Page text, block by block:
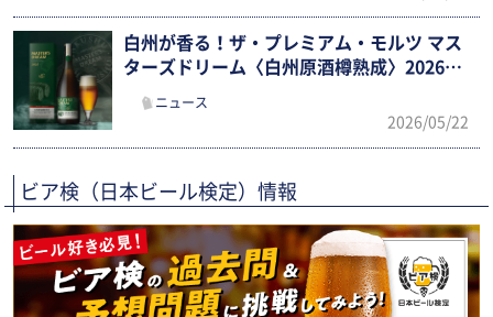
白州が香る！ザ・プレミアム・モルツ マス
ターズドリーム〈白州原酒樽熟成〉2026限
ニュース
2026/05/22
ビア検（日本ビール検定）情報